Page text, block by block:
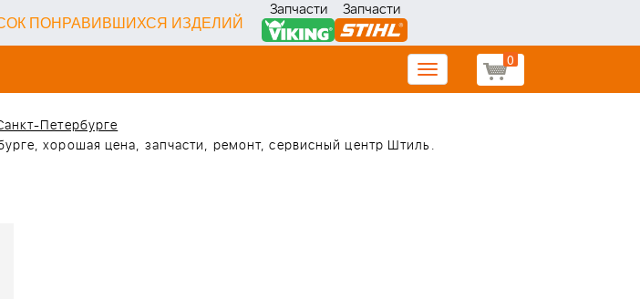
ПОНРАВИВШИХСЯ ИЗДЕЛИЙ
Запчасти Запчасти
0
Toggle
navigation
Петербурге
хорошая цена, запчасти, ремонт, сервисный центр Штиль.